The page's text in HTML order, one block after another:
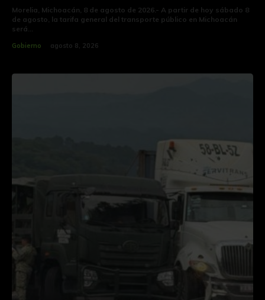
Morelia, Michoacán, 8 de agosto de 2026.- A partir de hoy sábado 8
de agosto, la tarifa general del transporte público en Michoacán
será...
Gobierno agosto 8, 2026